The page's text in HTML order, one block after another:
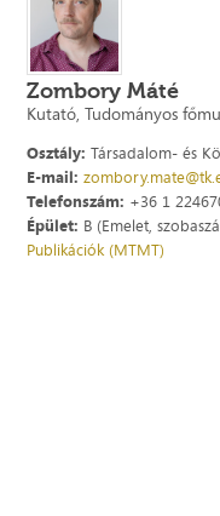
Zombory Máté
Kutató, Tudományos
Osztály: Társadalom- és
E-mail:
Telefonszám: +36 1
Épület: B (Emelet,
Publikációk (MTMT)